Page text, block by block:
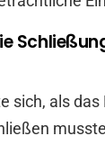
sich, als